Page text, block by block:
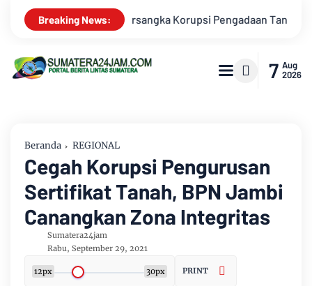
Breaking News:
Akses Pelabuhan Ujung Jabung Ke Penuntut Umum
7 Aug
2026
Beranda REGIONAL
Cegah Korupsi Pengurusan
Sertifikat Tanah, BPN Jambi
Canangkan Zona Integritas
Sumatera24jam
Rabu, September 29, 2021
12px 30px PRINT